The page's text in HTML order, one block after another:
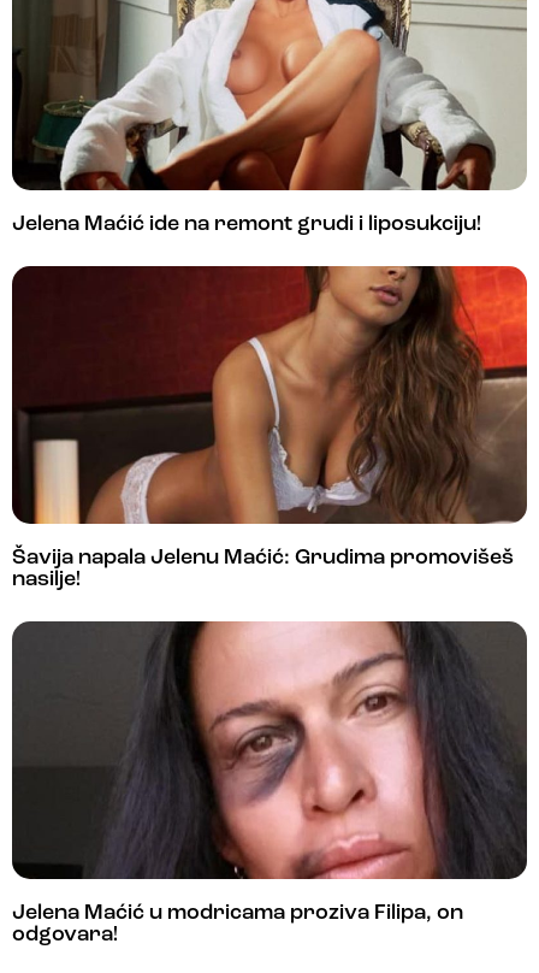
Jelena Maćić ide na remont grudi i liposukciju!
Šavija napala Jelenu Maćić: Grudima promovišeš
nasilje!
Jelena Maćić u modricama proziva Filipa, on
odgovara!